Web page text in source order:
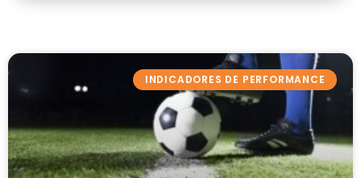
INDICADORES DE PERFORMANCE